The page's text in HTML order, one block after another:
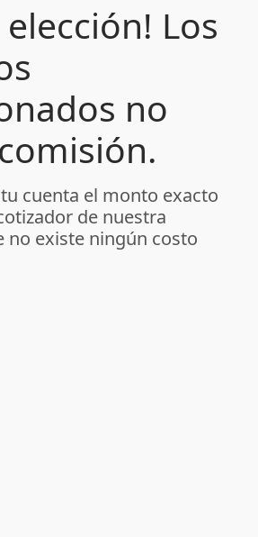
elección! Los
no
cuenta el monto exacto
de nuestra
no existe ningún costo